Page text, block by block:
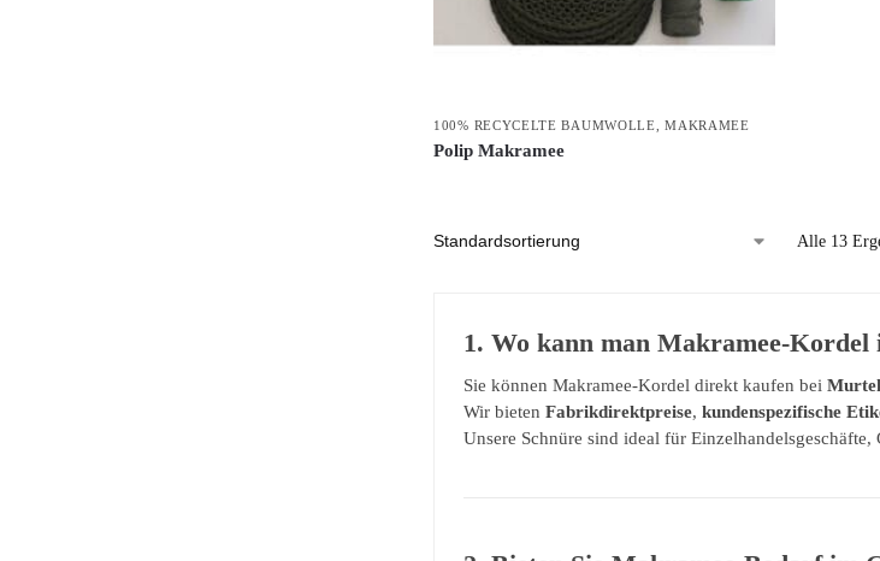
100% RECYCELTE BAUMWOLLE ,MAKRAMEE
Polip Makramee
Alle 13
1. Wo kann man Makramee-
Sie können Makramee-Kordel direkt kaufen bei
Wir bieten Fabrikdirektpreise, kundenspezifische
Unsere Schnüre sind ideal für